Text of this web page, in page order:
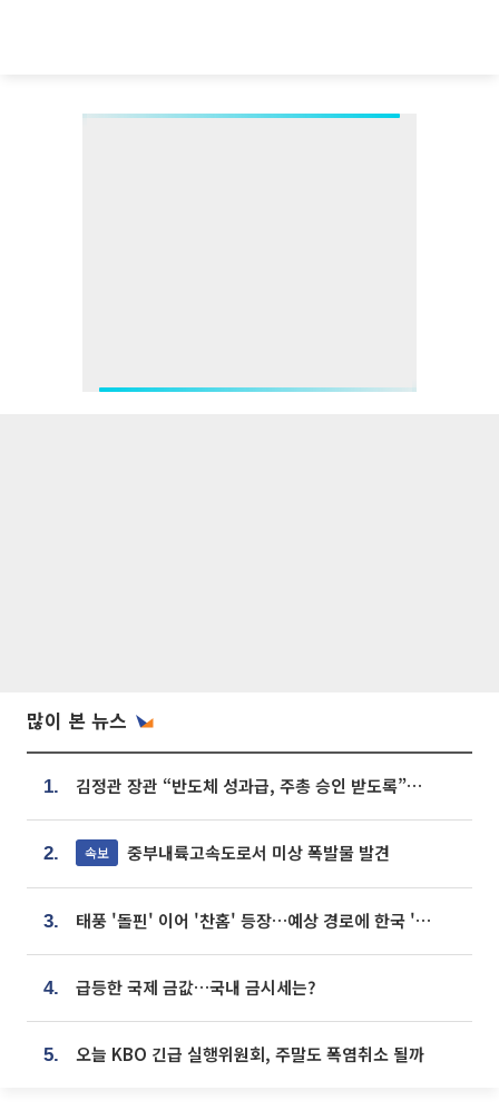
많이 본 뉴스
1. 김정관 장관 “반도체 성과급, 주총 승인 받도록”…상법·자본시장법 개정 시사
2. 속보 중부내륙고속도로서 미상 폭발물 발견
3. 태풍 '돌핀' 이어 '찬홈' 등장…예상 경로에 한국 '한숨'
4. 급등한 국제 금값…국내 금시세는?
5. 오늘 KBO 긴급 실행위원회, 주말도 폭염취소 될까